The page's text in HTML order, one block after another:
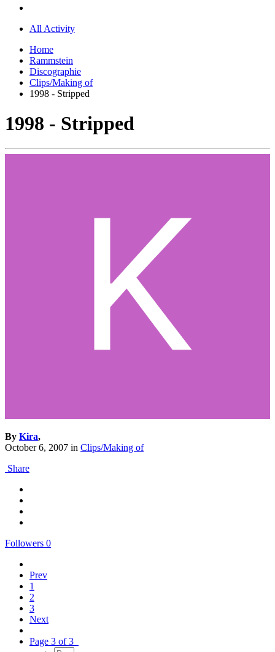
All Activity
Home
Rammstein
Discographie
Clips/Making of
1998 - Stripped
1998 - Stripped
By Kira,
October 6, 2007 in Clips/Making of
Share
Followers 0
Prev
1
2
3
Next
Page 3 of 3